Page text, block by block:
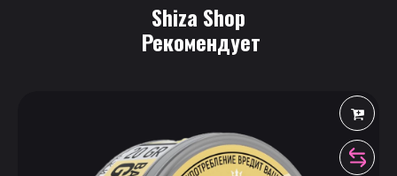
Shiza Shop
Рекомендует